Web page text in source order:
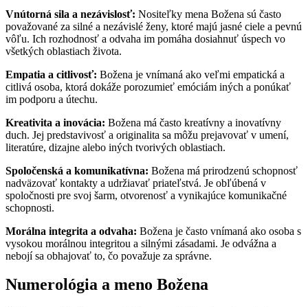
Vnútorná sila a nezávislosť: Nositeľky mena Božena sú často
považované za silné a nezávislé ženy, ktoré majú jasné ciele a pevnú
vôľu. Ich rozhodnosť a odvaha im pomáha dosiahnuť úspech vo
všetkých oblastiach života.
Empatia a citlivosť: Božena je vnímaná ako veľmi empatická a
citlivá osoba, ktorá dokáže porozumieť emóciám iných a ponúkať
im podporu a útechu.
Kreativita a inovácia: Božena má často kreatívny a inovatívny
duch. Jej predstavivosť a originalita sa môžu prejavovať v umení,
literatúre, dizajne alebo iných tvorivých oblastiach.
Spoločenská a komunikatívna: Božena má prirodzenú schopnosť
nadväzovať kontakty a udržiavať priateľstvá. Je obľúbená v
spoločnosti pre svoj šarm, otvorenosť a vynikajúce komunikačné
schopnosti.
Morálna integrita a odvaha: Božena je často vnímaná ako osoba s
vysokou morálnou integritou a silnými zásadami. Je odvážna a
nebojí sa obhajovať to, čo považuje za správne.
Numerológia a meno Božena